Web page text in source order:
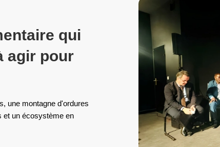
qui
agir pour
une montagne d'ordures
et un écosystème en